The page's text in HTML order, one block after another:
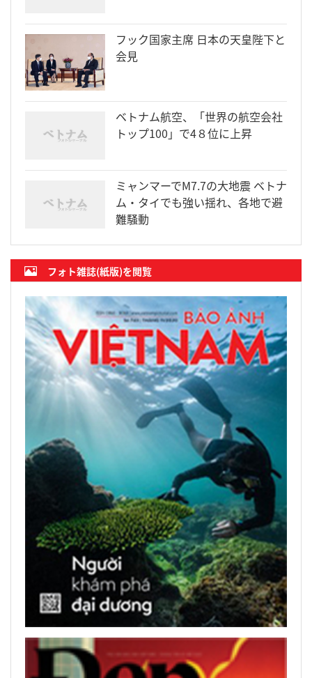
フック国家主席 日本の天皇陛下と
会見
ベトナム航空、「世界の航空会社
トップ100」で4８位に上昇
ミャンマーでM7.7の大地震 ベトナ
ム・タイでも強い揺れ、各地で避
難騒動
フォト雑誌(紙版)を閲覧